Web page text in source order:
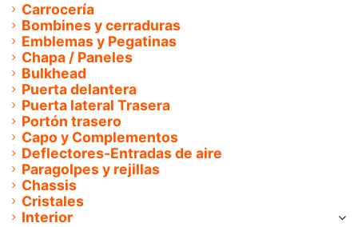
Carrocería
Bombines y cerraduras
Emblemas y Pegatinas
Chapa / Paneles
Bulkhead
Puerta delantera
Puerta lateral Trasera
Portón trasero
Capo y Complementos
Deflectores-Entradas de aire
Paragolpes y rejillas
Chassis
Cristales
Interior